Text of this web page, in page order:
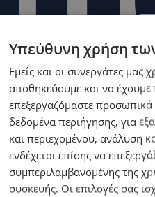
Υπεύθυνη χρήση
Εμείς και οι συνεργάτες μας
αποθηκεύουμε και να
επεξεργαζόμαστε
δεδομένα περιήγησης, για
και περιεχομένου, ανάλυση
ενδέχεται επίσης να
συμπεριλαμβανομένης της
συσκευής. Οι επιλογές σας